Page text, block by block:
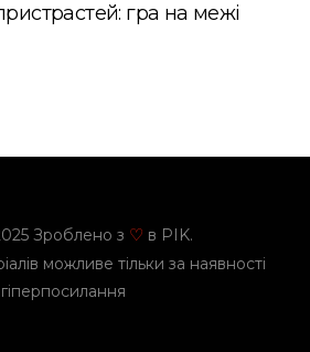
гра на межі
Зроблено з ♡ в PIK.
можливе тільки за наявності
гіперпосилання